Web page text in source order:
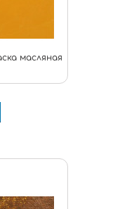
масляная